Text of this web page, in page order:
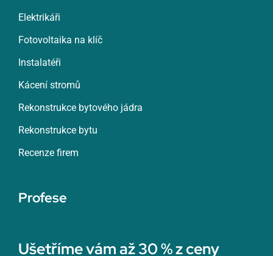
Elektrikáři
Fotovoltaika na klíč
Instalatéři
Kácení stromů
Rekonstrukce bytového jádra
Rekonstrukce bytu
Recenze firem
Profese
Ušetříme vám až 30 % z ceny